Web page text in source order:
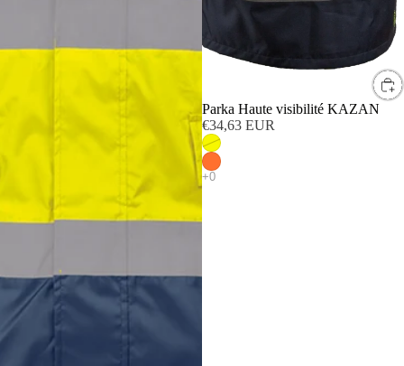
Parka Haute visibilité KAZAN
€34,63 EUR